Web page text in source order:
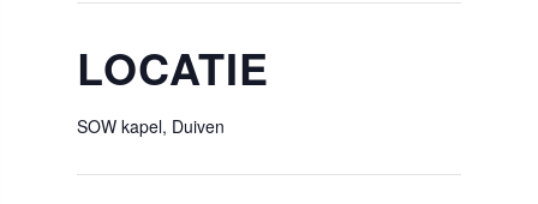
LOCATIE
SOW kapel, Duiven